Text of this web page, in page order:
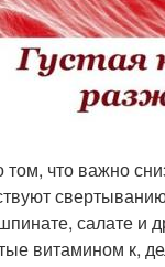
что важно
салате и
витамином к,